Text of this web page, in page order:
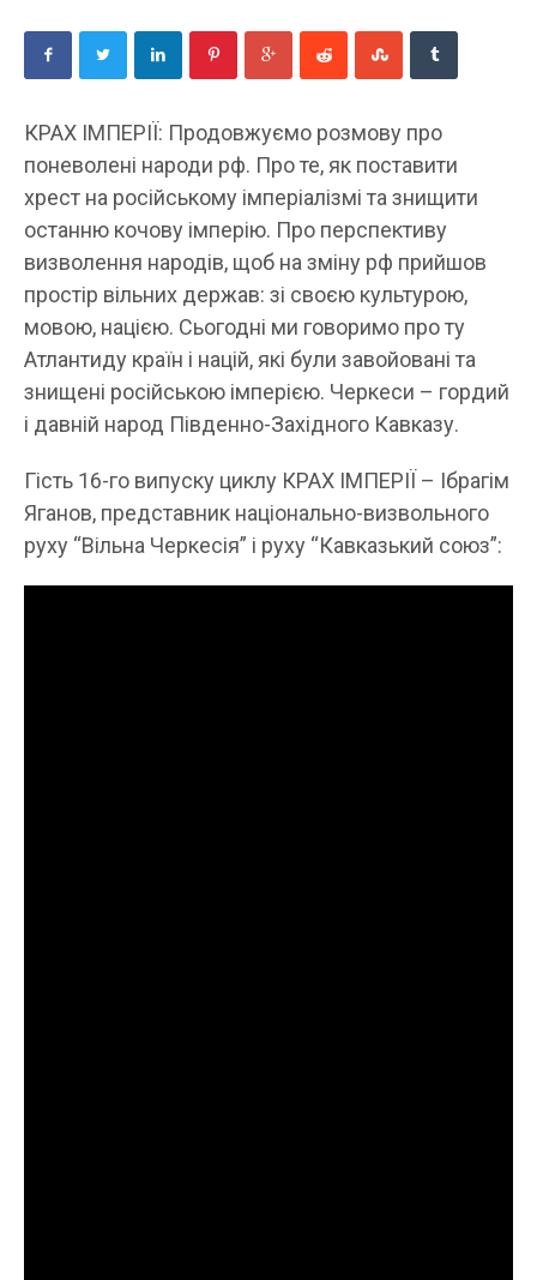
КРАХ ІМПЕРІЇ: Продовжуємо розмову про
поневолені народи рф. Про те, як поставити
хрест на російському імперіалізмі та знищити
останню кочову імперію. Про перспективу
визволення народів, щоб на зміну рф прийшов
простір вільних держав: зі своєю культурою,
мовою, нацією. Сьогодні ми говоримо про ту
Атлантиду країн і націй, які були завойовані та
знищені російською імперією. Черкеси – гордий
і давній народ Південно-Західного Кавказу.
Гість 16-го випуску циклу КРАХ ІМПЕРІЇ – Ібрагім
Яганов, представник національно-визвольного
руху “Вільна Черкесія” і руху “Кавказький союз”: